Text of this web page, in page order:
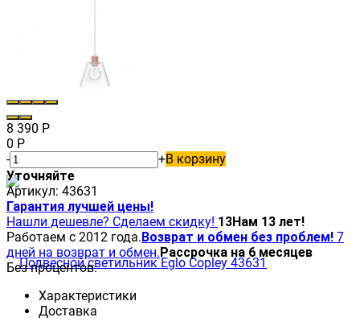
8 390 Р
0 Р
-
+В корзину
Уточняйте
Артикул: 43631
Гарантия лучшей цены!
Нашли дешевле? Сделаем скидку! 13Нам 13 лет!
Работаем с 2012 года.Возврат и обмен без проблем! 7
дней на возврат и обмен.Рассрочка на 6 месяцев
Без процентов.
Характеристики
Доставка